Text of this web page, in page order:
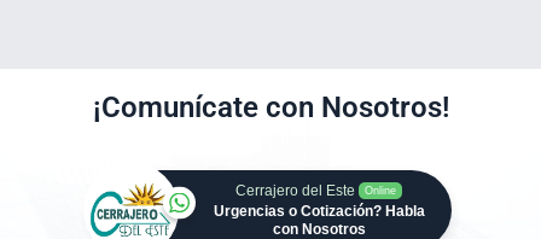
¡Comunícate con Nosotros!
Cerrajero del Este Online
Urgencias o Cotización? Habla
con Nosotros